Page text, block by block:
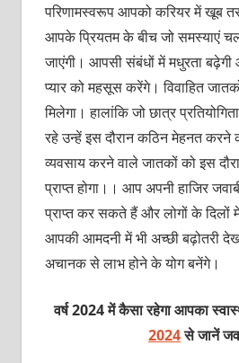
परिणामस्वरूप आपको करियर में खूब
आपके प्रियतम के बीच जो समस्याएं चल
जाएंगी। आपसी संबंधों में मधुरता
प्यार को महसूस करेंगे। विवाहित
मिलेगा। हालांकि जो छात्र
रहे उन्हें इस दौरान कठिन मेहनत
व्यवसाय करने वाले जातकों को इस
प्राप्त होगा।। आप अपनी हाजिर
प्राप्त कर सकते हैं और लोगों के दिलों
आपकी आमदनी में भी अच्छी बढ़ोतरी
अचानक से लाभ होने के योग बनेंगे।
वर्ष 2024 में कैसा रहेगा आपका
2024से जानें